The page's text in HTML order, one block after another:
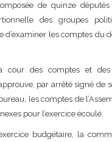
de quinze
des groupes
d’examiner les comptes du
cour des comptes et des
par arrêté signé de
les comptes de
pour l’exercice écoulé.
budgétaire, la